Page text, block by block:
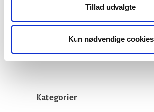
Tillad udvalgte
Kun nødvendige cookies
Stiftsgrænser
23 juli, 2026
Kategorier